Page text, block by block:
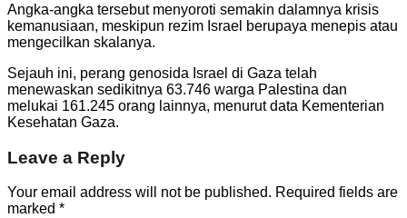
Angka-angka tersebut menyoroti semakin dalamnya krisis
kemanusiaan, meskipun rezim Israel berupaya menepis atau
mengecilkan skalanya.
Sejauh ini, perang genosida Israel di Gaza telah
menewaskan sedikitnya 63.746 warga Palestina dan
melukai 161.245 orang lainnya, menurut data Kementerian
Kesehatan Gaza.
Leave a Reply
Your email address will not be published. Required fields are
marked *